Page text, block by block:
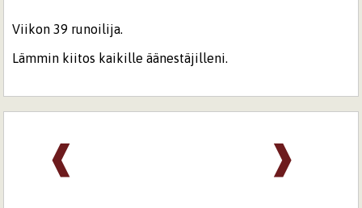
Viikon 39 runoilija.
Lämmin kiitos kaikille äänestäjilleni.
❱
❰